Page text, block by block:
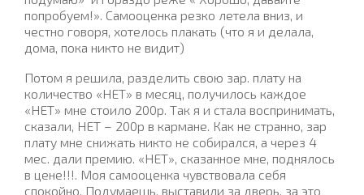
попробуем!». Самооценка резко летела вниз, и
честно говоря, хотелось плакать (что я и делала,
дома, пока никто не видит)
Потом я решила, разделить свою зар. плату на
количество «НЕТ» в месяц, получилось каждое
«НЕТ» мне стоило 200р. Так я и стала воспринимать,
сказали, НЕТ – 200р в кармане. Как не странно, зар
плату мне снижать никто не собирался, а через 4
мес. дали премию. «НЕТ», сказанное мне, поднялось
в цене!!!. Моя самооценка чувствовала себя
спокойно. Подумаешь, выставили за дверь, за это